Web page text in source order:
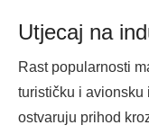
Utjecaj na
Rast popularnosti
turističku i avionsku
ostvaruju prihod